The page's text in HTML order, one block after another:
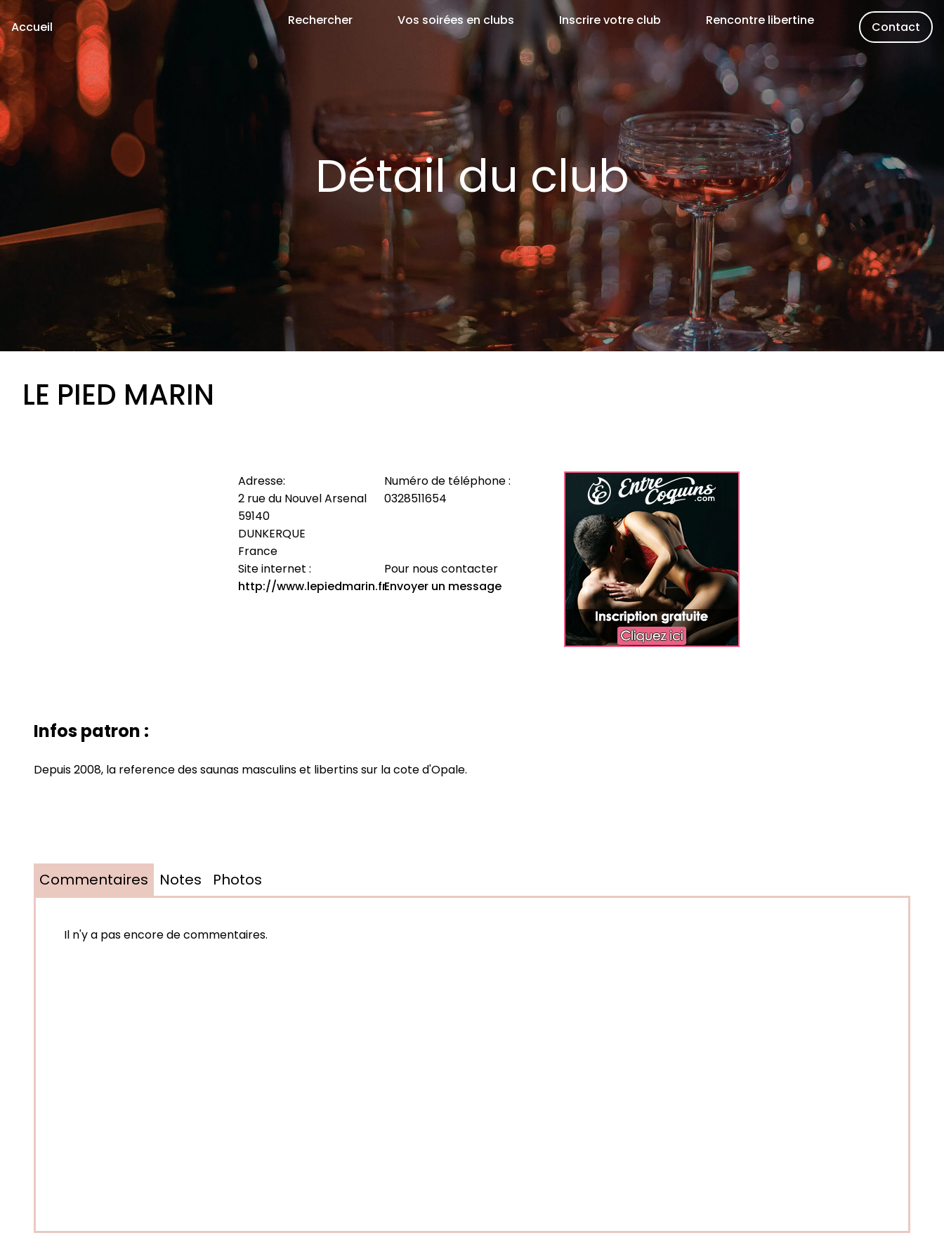
Détail du club
Accueil Rechercher Vos soirées en clubs Inscrire votre club Rencontre libertine Contact
LE PIED MARIN
Adresse:
2 rue du Nouvel Arsenal
59140
DUNKERQUE
France
Numéro de téléphone :
0328511654
Site internet :
http://www.lepiedmarin.fr
Pour nous contacter
Envoyer un message
Infos patron :
Depuis 2008, la reference des saunas masculins et libertins sur la cote d'Opale.
Commentaires Notes Photos
Il n'y a pas encore de commentaires.